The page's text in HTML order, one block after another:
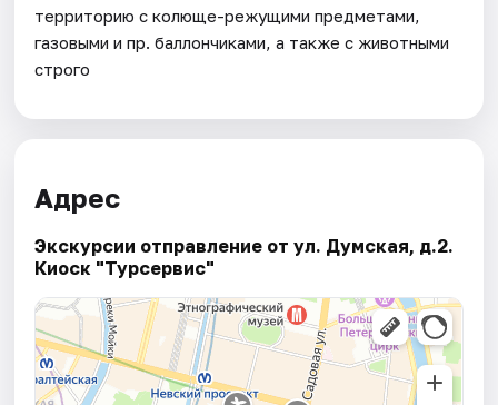
территорию с колюще-режущими предметами,
газовыми и пр. баллончиками, а также с животными
строго
Адрес
Экскурсии отправление от ул. Думская, д.2.
Киоск "Турсервис"